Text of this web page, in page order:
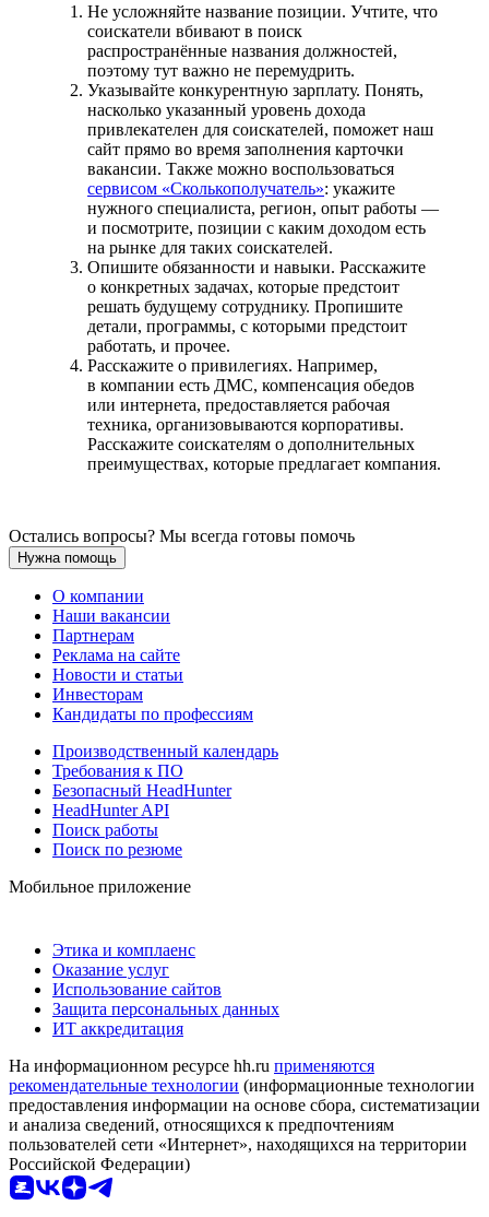
Не усложняйте название позиции. Учтите, что
соискатели вбивают в поиск
распространённые названия должностей,
поэтому тут важно не перемудрить.
Указывайте конкурентную зарплату. Понять,
насколько указанный уровень дохода
привлекателен для соискателей, поможет наш
сайт прямо во время заполнения карточки
вакансии. Также можно воспользоваться
сервисом «Сколькополучатель»: укажите
нужного специалиста, регион, опыт работы —
и посмотрите, позиции с каким доходом есть
на рынке для таких соискателей.
Опишите обязанности и навыки. Расскажите
о конкретных задачах, которые предстоит
решать будущему сотруднику. Пропишите
детали, программы, с которыми предстоит
работать, и прочее.
Расскажите о привилегиях. Например,
в компании есть ДМС, компенсация обедов
или интернета, предоставляется рабочая
техника, организовываются корпоративы.
Расскажите соискателям о дополнительных
преимуществах, которые предлагает компания.
Остались вопросы? Мы всегда готовы помочь
Нужна помощь
О компании
Наши вакансии
Партнерам
Реклама на сайте
Новости и статьи
Инвесторам
Кандидаты по профессиям
Производственный календарь
Требования к ПО
Безопасный HeadHunter
HeadHunter API
Поиск работы
Поиск по резюме
Мобильное приложение
Этика и комплаенс
Оказание услуг
Использование сайтов
Защита персональных данных
ИТ аккредитация
На информационном ресурсе hh.ru применяются
рекомендательные технологии (информационные технологии
предоставления информации на основе сбора, систематизации
и анализа сведений, относящихся к предпочтениям
пользователей сети «Интернет», находящихся на территории
Российской Федерации)